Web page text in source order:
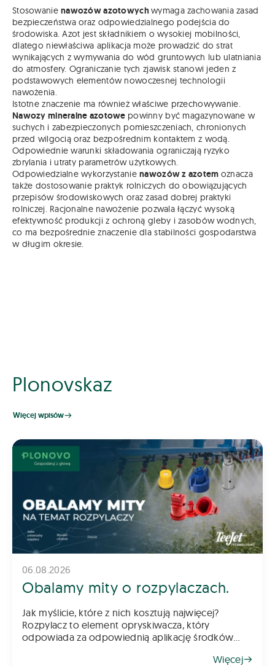
Stosowanienawozów azotowychwymaga zachowania zasad
bezpieczeństwa oraz odpowiedzialnego podejścia do
środowiska. Azot jest składnikiem o wysokiej mobilności,
dlatego niewłaściwa aplikacja może prowadzić do strat
wynikających z wymywania do wód gruntowych lub ulatniania
do atmosfery. Ograniczanie tych zjawisk stanowi jeden z
podstawowych elementów nowoczesnej technologii
nawożenia.
Istotne znaczenie ma również właściwe przechowywanie.
Nawozy mineralne azotowe powinny być magazynowane w
suchych i zabezpieczonych pomieszczeniach, chronionych
przed wilgocią oraz bezpośrednim kontaktem z wodą.
Odpowiednie warunki składowania ograniczają ryzyko
zbrylania i utraty parametrów użytkowych.
Odpowiedzialne wykorzystanienawozów z azotem oznacza
także dostosowanie praktyk rolniczych do obowiązujących
przepisów środowiskowych oraz zasad dobrej praktyki
rolniczej. Racjonalne nawożenie pozwala łączyć wysoką
efektywność produkcji z ochroną gleby i zasobów wodnych,
co ma bezpośrednie znaczenie dla stabilności gospodarstwa
w długim okresie.
Plonovskaz
Więcej wpisów
06.08.2026
Obalamy mity o rozpylaczach.
Jak myślicie, które z nich kosztują najwięcej?
Rozpylacz to element opryskiwacza, który
odpowiada za odpowiednią aplikację środków
Więcej